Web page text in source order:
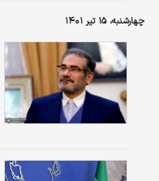
چهارشنبه، ۱۵ تیر ۱۴۰۱